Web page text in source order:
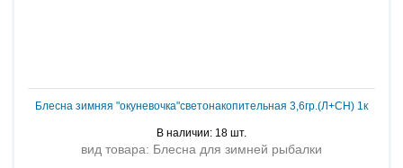
Блесна зимняя "окуневочка"светонакопительная 3,6гр.(Л+СН) 1к
В наличии: 18 шт.
вид товара: Блесна для зимней рыбалки